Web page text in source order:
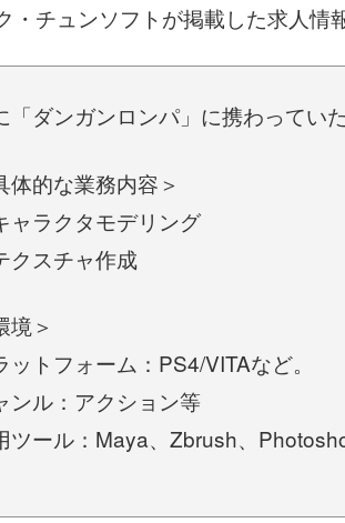
・チュンソフトが掲載した求人情
「ダンガンロンパ」に携わっていた
体的な業務内容＞
ャラクタモデリング
クスチャ作成
境＞
ットフォーム：PS4/VITAなど。
ンル：アクション等
ツール：Maya、Zbrush、